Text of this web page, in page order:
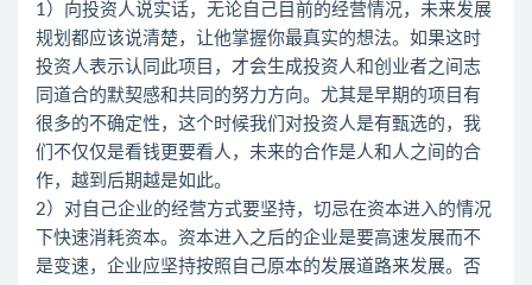
1）向投资人说实话，无论自己目前的经营情况，未来发展
规划都应该说清楚，让他掌握你最真实的想法。如果这时
投资人表示认同此项目，才会生成投资人和创业者之间志
同道合的默契感和共同的努力方向。尤其是早期的项目有
很多的不确定性，这个时候我们对投资人是有甄选的，我
们不仅仅是看钱更要看人，未来的合作是人和人之间的合
作，越到后期越是如此。
2）对自己企业的经营方式要坚持，切忌在资本进入的情况
下快速消耗资本。资本进入之后的企业是要高速发展而不
是变速，企业应坚持按照自己原本的发展道路来发展。否